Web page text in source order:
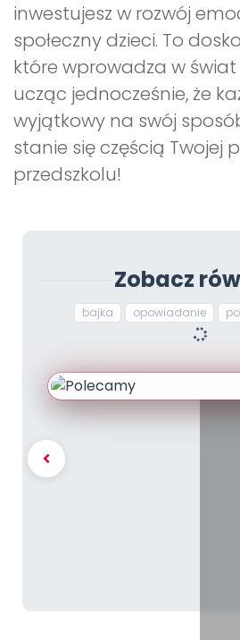
inwestujesz w rozwój
społeczny dzieci. To
które wprowadza w
ucząc jednocześnie, że
wyjątkowy na swój
stanie się częścią Twojej
przedszkolu!
Zobacz
bajka opowiadanie